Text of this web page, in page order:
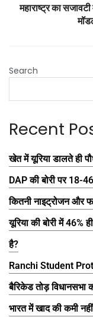
महाराष्ट्र का
Search
Recent
खेत में यूरिया डालते ही
DAP की बोरी पर 18-
कितनी नाइट्रोजन और
यूरिया की बोरी में 46%
है?
Ranchi Student
बैरिकेड तोड़ विधानसभा
भारत में खाद की कमी